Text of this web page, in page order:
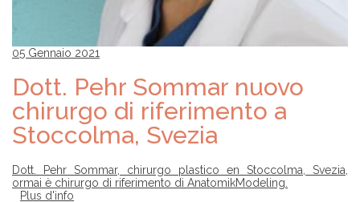
05 Gennaio 2021
Dott. Pehr Sommar nuovo
chirurgo di riferimento a
Stoccolma, Svezia
Dott. Pehr Sommar, chirurgo plastico en Stoccolma, Svezia,
ormai è chirurgo di riferimento di AnatomikModeling.
Plus d'info